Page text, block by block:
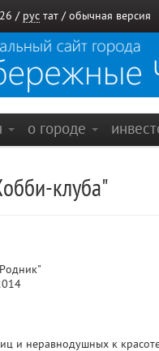
/ рус тат / обычная версия
о городе
клуба"
и неравнодушных к